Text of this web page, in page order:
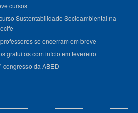
cursos
Sustentabilidade Socioambiental na
se encerram em breve
gratuitos com início em fevereiro
congresso da ABED